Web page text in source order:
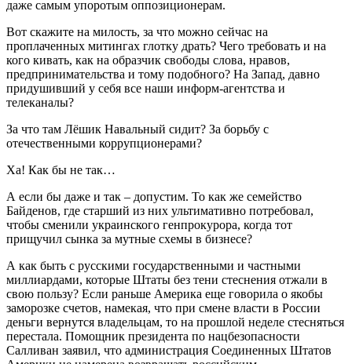
даже самым упоротым оппозиционерам.
Вот скажите на милость, за что можно сейчас на
проплаченных митингах глотку драть? Чего требовать и на
кого кивать, как на образчик свободы слова, нравов,
предпринимательства и тому подобного? На Запад, давно
придушивший у себя все наши информ-агентства и
телеканалы?
За что там Лёшик Навальный сидит? За борьбу с
отечественными коррупционерами?
Ха! Как бы не так…
А если бы даже и так – допустим. То как же семейство
Байденов, где старший из них ультимативно потребовал,
чтобы сменили украинского генпрокурора, когда тот
прищучил сынка за мутные схемы в бизнесе?
А как быть с русскими государственными и частными
миллиардами, которые Штаты без тени стеснения отжали в
свою пользу? Если раньше Америка еще говорила о якобы
заморозке счетов, намекая, что при смене власти в России
деньги вернутся владельцам, то на прошлой неделе стесняться
перестала. Помощник президента по нацбезопасности
Салливан заявил, что администрация Соединенных Штатов